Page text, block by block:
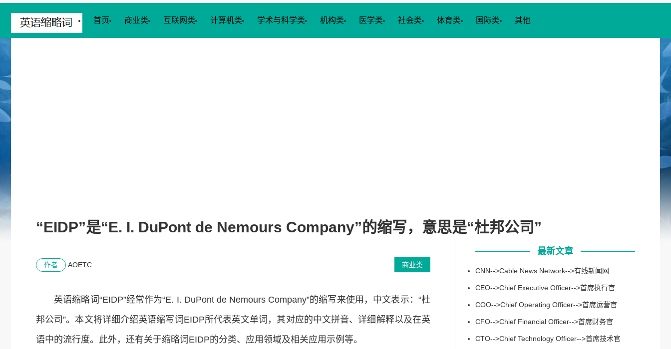
首页 商业类 互联网类 计算机类 学术与科学类 机构类 医学类 社会类 体育类 国际类 其他
“EIDP”是“E. I. DuPont de Nemours Company”的缩写，意思是“杜邦公司”
商业类
作者 AOETC
英语缩略词“EIDP”经常作为“E. I. DuPont de Nemours Company”的缩写来使用，中文表示：“杜
邦公司”。本文将详细介绍英语缩写词EIDP所代表英文单词，其对应的中文拼音、详细解释以及在英
语中的流行度。此外，还有关于缩略词EIDP的分类、应用领域及相关应用示例等。
最新文章
CNN-->Cable News Network-->有线新闻网
CEO-->Chief Executive Officer-->首席执行官
COO-->Chief Operating Officer-->首席运营官
CFO-->Chief Financial Officer-->首席财务官
CTO-->Chief Technology Officer-->首席技术官